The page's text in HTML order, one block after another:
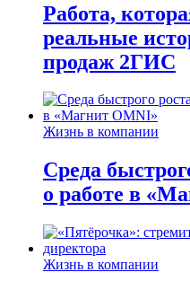
Работа,
реальные
продаж 2ГИС
Жизнь в компании
Среда
о работе в
Жизнь в компании